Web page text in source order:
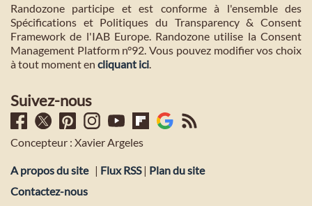
Randozone participe et est conforme à l'ensemble des
Spécifications et Politiques du Transparency & Consent
Framework de l'IAB Europe. Randozone utilise la Consent
Management Platform n°92. Vous pouvez modifier vos choix
à tout moment en cliquant ici.
Suivez-nous
Concepteur : Xavier Argeles
A propos du site | Flux RSS| Plan du site
Contactez-nous